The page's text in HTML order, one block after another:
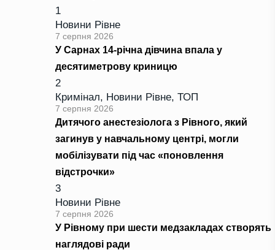
1
Новини Рівне
7 серпня 2026
У Сарнах 14-річна дівчина впала у
десятиметрову криницю
2
Кримінал, Новини Рівне, ТОП
7 серпня 2026
Дитячого анестезіолога з Рівного, який
загинув у навчальному центрі, могли
мобілізувати під час «поновлення
відстрочки»
3
Новини Рівне
7 серпня 2026
У Рівному при шести медзакладах створять
наглядові ради